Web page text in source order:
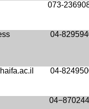
073-
04-
04-